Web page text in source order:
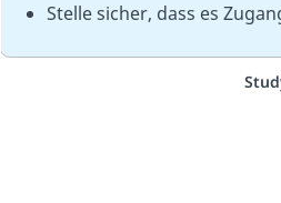
Stelle sicher, dass es